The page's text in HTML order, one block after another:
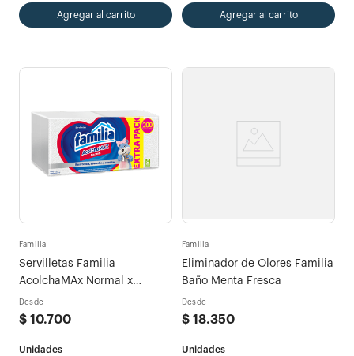
Agregar al carrito Agregar al carrito
Familia
Servilletas Familia
AcolchaMAx Normal x
200und
Desde
$ 10.700
Familia
Eliminador de Olores Familia
Baño Menta Fresca
Desde
$ 18.350